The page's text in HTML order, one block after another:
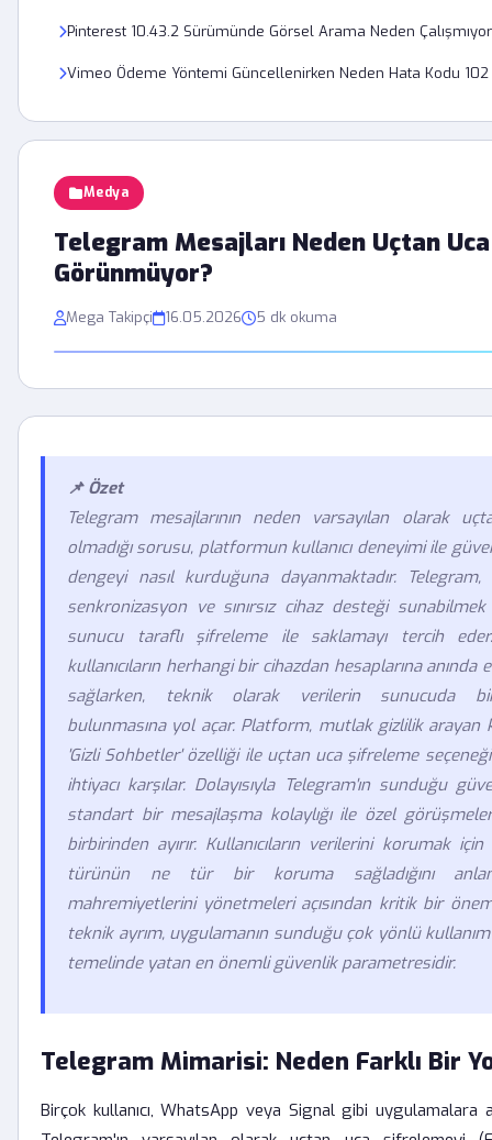
Medya
Telegram Mesajları Neden Uçtan
Görünmüyor?
Mega Takipçi 16.05.2026 5 dk okuma
📌 Özet
Telegram mesajlarının neden varsayılan olarak
olmadığı sorusu, platformun kullanıcı deneyimi ile
dengeyi nasıl kurduğuna dayanmaktadır.
senkronizasyon ve sınırsız cihaz desteği sunabilmek
sunucu taraflı şifreleme ile saklamayı tercih
kullanıcıların herhangi bir cihazdan hesaplarına anında
sağlarken, teknik olarak verilerin sunucuda bir
bulunmasına yol açar. Platform, mutlak gizlilik arayan
'Gizli Sohbetler' özelliği ile uçtan uca şifreleme
ihtiyacı karşılar. Dolayısıyla Telegram'ın sunduğu
standart bir mesajlaşma kolaylığı ile özel
birbirinden ayırır. Kullanıcıların verilerini korumak
türünün ne tür bir koruma sağladığını
mahremiyetlerini yönetmeleri açısından kritik bir
teknik ayrım, uygulamanın sunduğu çok yönlü kullanım
temelinde yatan en önemli güvenlik parametresidir.
Telegram Mimarisi: Neden Farklı Bir
Birçok kullanıcı, WhatsApp veya Signal gibi uygulamalara
Pinterest 10.43.2 Sürümünde Görsel Arama Neden
Vimeo Ödeme Yöntemi Güncellenirken Neden Hata Kodu 102